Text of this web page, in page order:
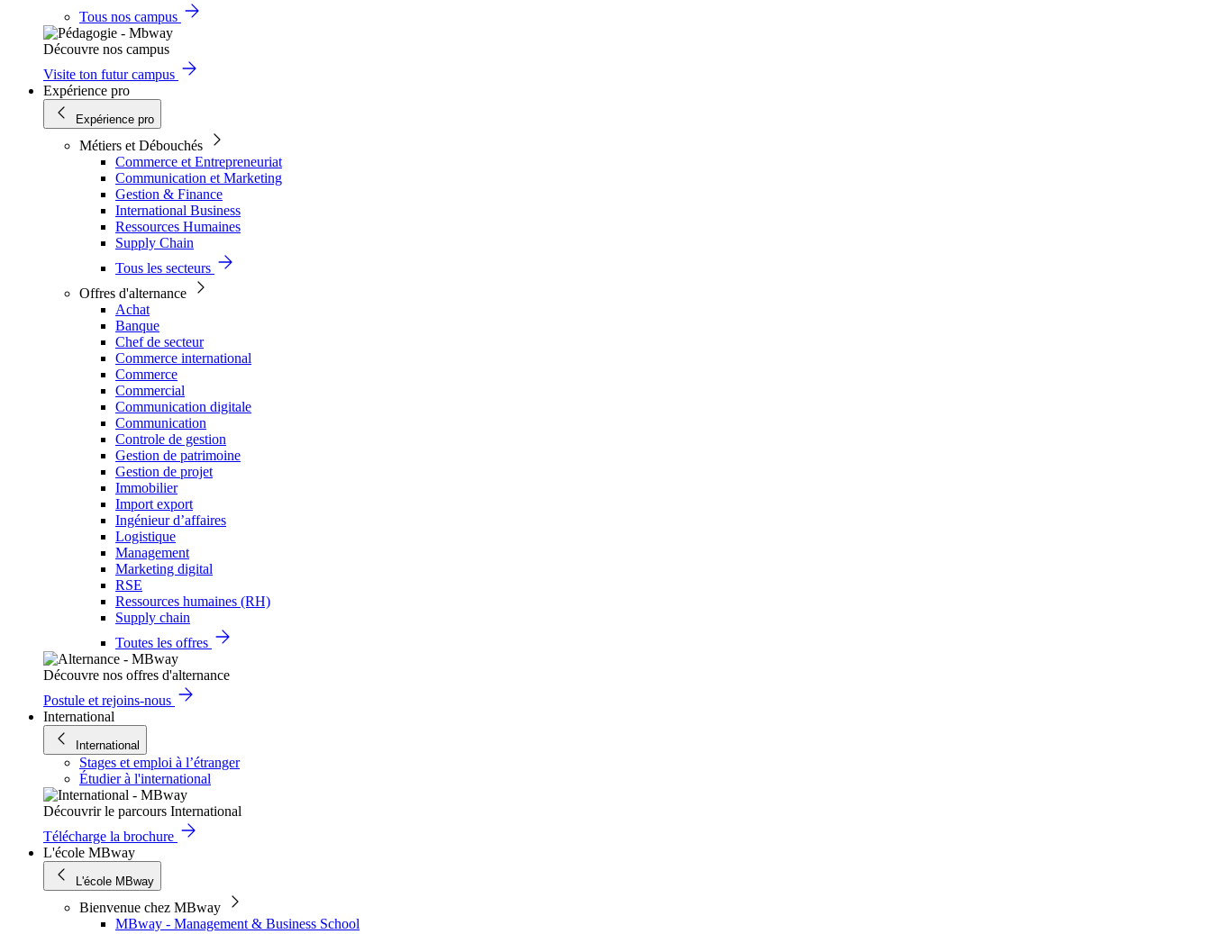
Tous nos campus
Découvre nos campus
Visite ton futur campus
Expérience pro
Expérience pro
Métiers et Débouchés
Commerce et Entrepreneuriat
Communication et Marketing
Gestion & Finance
International Business
Ressources Humaines
Supply Chain
Tous les secteurs
Offres d'alternance
Achat
Banque
Chef de secteur
Commerce international
Commerce
Commercial
Communication digitale
Communication
Controle de gestion
Gestion de patrimoine
Gestion de projet
Immobilier
Import export
Ingénieur d’affaires
Logistique
Management
Marketing digital
RSE
Ressources humaines (RH)
Supply chain
Toutes les offres
Découvre nos offres d'alternance
Postule et rejoins-nous
International
International
Stages et emploi à l’étranger
Étudier à l'international
Découvrir le parcours International
Télécharge la brochure
L'école MBway
L'école MBway
Bienvenue chez MBway
MBway - Management & Business School